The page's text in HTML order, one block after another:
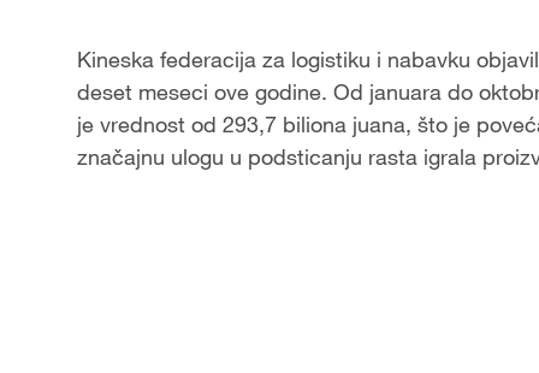
Kineska federacija za logistiku i nabavku
deset meseci ove godine. Od januara do
je vrednost od 293,7 biliona juana, što je
značajnu ulogu u podsticanju rasta igrala